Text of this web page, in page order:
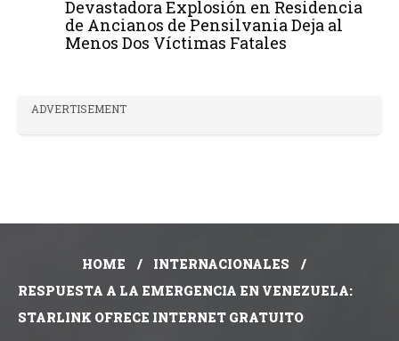
Devastadora Explosión en Residencia
de Ancianos de Pensilvania Deja al
Menos Dos Víctimas Fatales
ADVERTISEMENT
HOME
INTERNACIONALES
RESPUESTA A LA EMERGENCIA EN VENEZUELA:
STARLINK OFRECE INTERNET GRATUITO